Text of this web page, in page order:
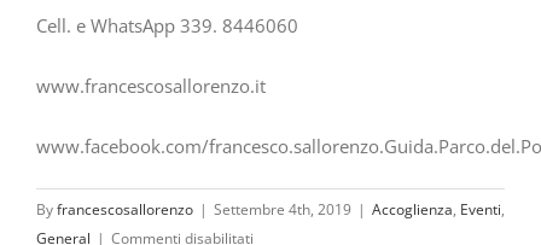
Cell. e WhatsApp 339. 8446060
www.francescosallorenzo.it
www.facebook.com/
Byfrancescosallorenzo | Settembre 4th, 2019 | Accoglienza, Eventi,
General | Commenti disabilitati